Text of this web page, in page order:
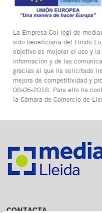
La Empresa Col·legi de
sido beneficiaria del Fondo
objetivo es mejorar el uso y
información y de las
gracias al que ha solicitado
mejora de competitividad y
08-06-2018. Para ello ha
la Cámara de Comercio de